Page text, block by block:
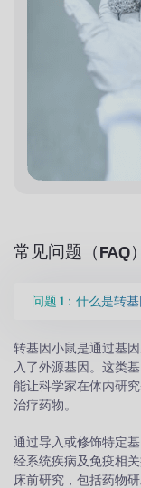
常见问题（FAQ）
问题 1：什么是转
转基因小鼠是通过基
入了外源基因。这类
能让科学家在体内研
治疗药物。
通过导入或修饰特定
经系统疾病及免疫相
床前研究，包括药物